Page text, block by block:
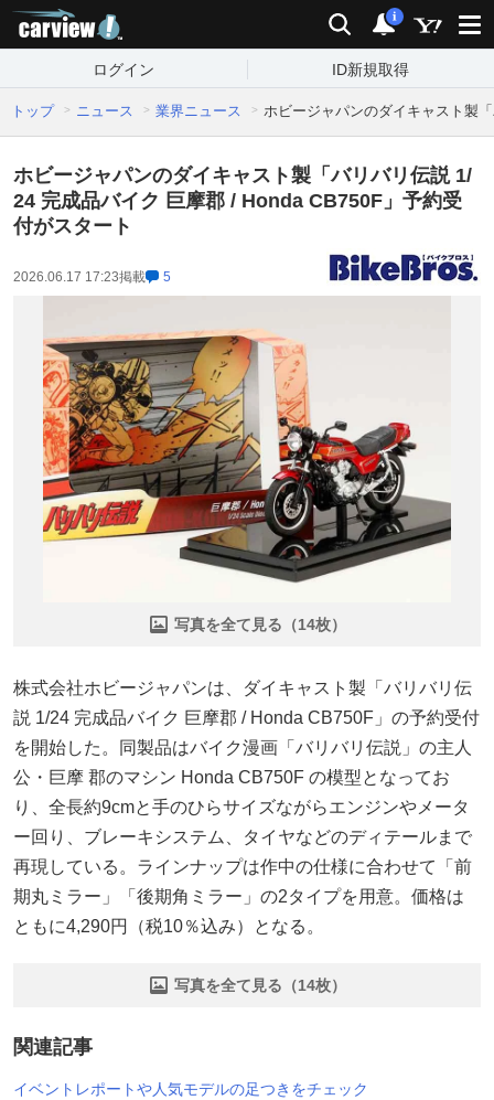
検索 通知
i
ログイン ID新規取得
トップ ニュース 業界ニュース ホビージャパンのダイキャスト製
ホビージャパンのダイキャスト製「バリバリ伝説 1/
24 完成品バイク 巨摩郡 / Honda CB750F」予約受
付がスタート
2026.06.17 17:23掲載 5
写真を全て見る（14枚）
株式会社ホビージャパンは、ダイキャスト製「バリバリ伝
説 1/24 完成品バイク 巨摩郡 / Honda CB750F」の予約受付
を開始した。同製品はバイク漫画「バリバリ伝説」の主人
公・巨摩 郡のマシン Honda CB750F の模型となってお
り、全長約9cmと手のひらサイズながらエンジンやメータ
ー回り、ブレーキシステム、タイヤなどのディテールまで
再現している。ラインナップは作中の仕様に合わせて「前
期丸ミラー」「後期角ミラー」の2タイプを用意。価格は
ともに4,290円（税10％込み）となる。
写真を全て見る（14枚）
関連記事
イベントレポートや人気モデルの足つきをチェック